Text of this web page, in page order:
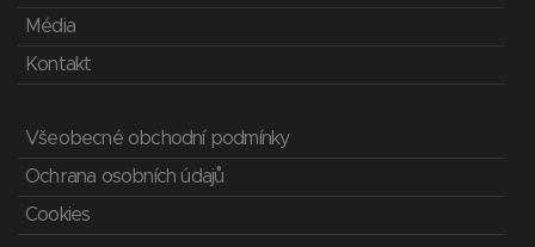
Média
Kontakt
Všeobecné obchodní podmínky
Ochrana osobních údajů
Cookies